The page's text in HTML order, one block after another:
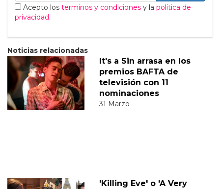
Acepto los terminos y condiciones y la política de
privacidad.
Noticias relacionadas
It's a Sin arrasa en los
premios BAFTA de
televisión con 11
nominaciones
31 Marzo
'Killing Eve' o 'A Very